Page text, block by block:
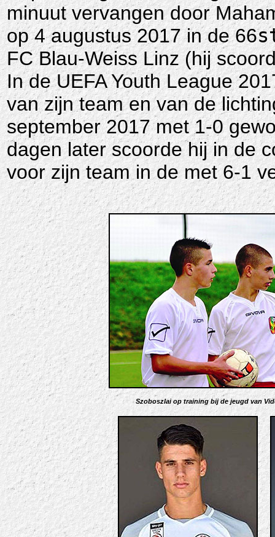
minuut vervangen door
op 4 augustus 2017 in de 66
FC Blau-Weiss Linz (hij
In de UEFA Youth League
van zijn team en van de
september 2017 met 1-0
dagen later scoorde hij in de
voor zijn team in de met 6-1
Szoboszlai op training bij de jeugd van